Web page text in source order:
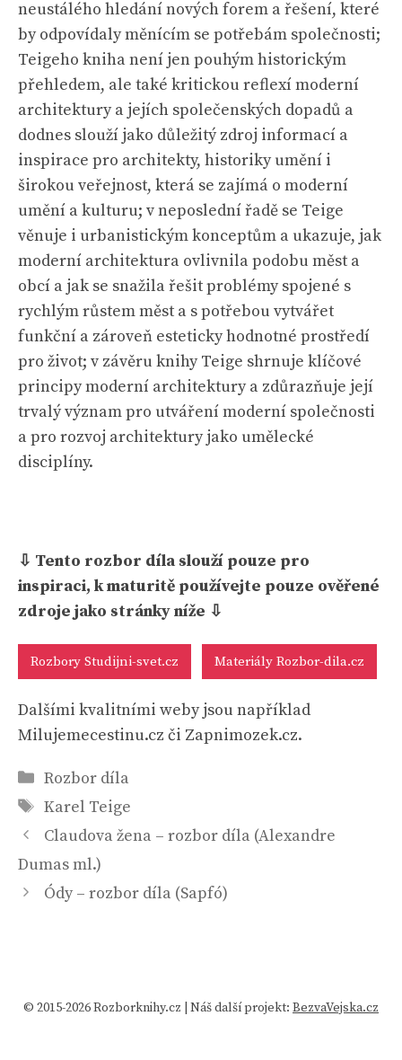
neustálého hledání nových forem a řešení, které
by odpovídaly měnícím se potřebám společnosti;
Teigeho kniha není jen pouhým historickým
přehledem, ale také kritickou reflexí moderní
architektury a jejích společenských dopadů a
dodnes slouží jako důležitý zdroj informací a
inspirace pro architekty, historiky umění i
širokou veřejnost, která se zajímá o moderní
umění a kulturu; v neposlední řadě se Teige
věnuje i urbanistickým konceptům a ukazuje, jak
moderní architektura ovlivnila podobu měst a
obcí a jak se snažila řešit problémy spojené s
rychlým růstem měst a s potřebou vytvářet
funkční a zároveň esteticky hodnotné prostředí
pro život; v závěru knihy Teige shrnuje klíčové
principy moderní architektury a zdůrazňuje její
trvalý význam pro utváření moderní společnosti
a pro rozvoj architektury jako umělecké
disciplíny.
⇩ Tento rozbor díla slouží pouze pro
inspiraci, k maturitě používejte pouze ověřené
zdroje jako stránky níže ⇩
Rozbory Studijni-svet.cz Materiály Rozbor-dila.cz
Dalšími kvalitními weby jsou například
Milujemecestinu.cz či Zapnimozek.cz.
Rubriky
Rozbor díla
Štítky
Karel Teige
Claudova žena – rozbor díla (Alexandre
Dumas ml.)
Ódy – rozbor díla (Sapfó)
© 2015-2026 Rozborknihy.cz | Náš další projekt: BezvaVejska.cz